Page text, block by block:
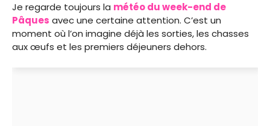
Je regarde toujours la météo du week-end de
Pâques avec une certaine attention. C’est un
moment où l’on imagine déjà les sorties, les chasses
aux œufs et les premiers déjeuners dehors.